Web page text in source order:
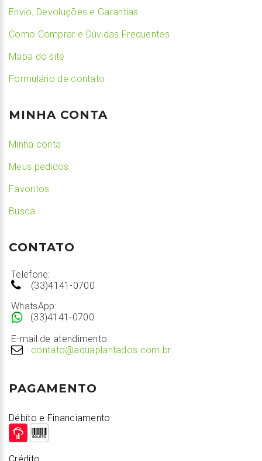
Envio, Devoluções e Garantias
Como Comprar e Dúvidas Frequentes
Mapa do site
Formulário de contato
MINHA CONTA
Minha conta
Meus pedidos
Favoritos
Busca
CONTATO
Telefone:
(33)4141-0700
WhatsApp:
(33)4141-0700
E-mail de atendimento:
contato@aquaplantados.com.br
PAGAMENTO
Débito e Financiamento